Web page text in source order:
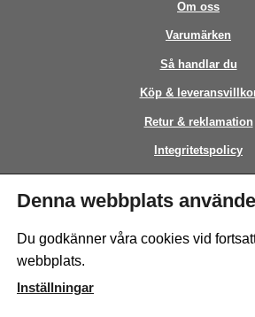
Om oss
Varumärken
Så handlar du
Köp &
Retur & reklamation
Integritetspolicy
Kontakt
This site is protected by reCAPTCHA and the
Denna webbplats
Du godkänner våra cookies vid
webbplats.
Inställningar